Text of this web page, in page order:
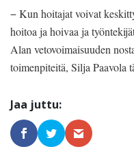
− Kun hoitajat voivat
hoitoa ja hoivaa ja
Alan vetovoimaisuuden
toimenpiteitä, Silja Paavola